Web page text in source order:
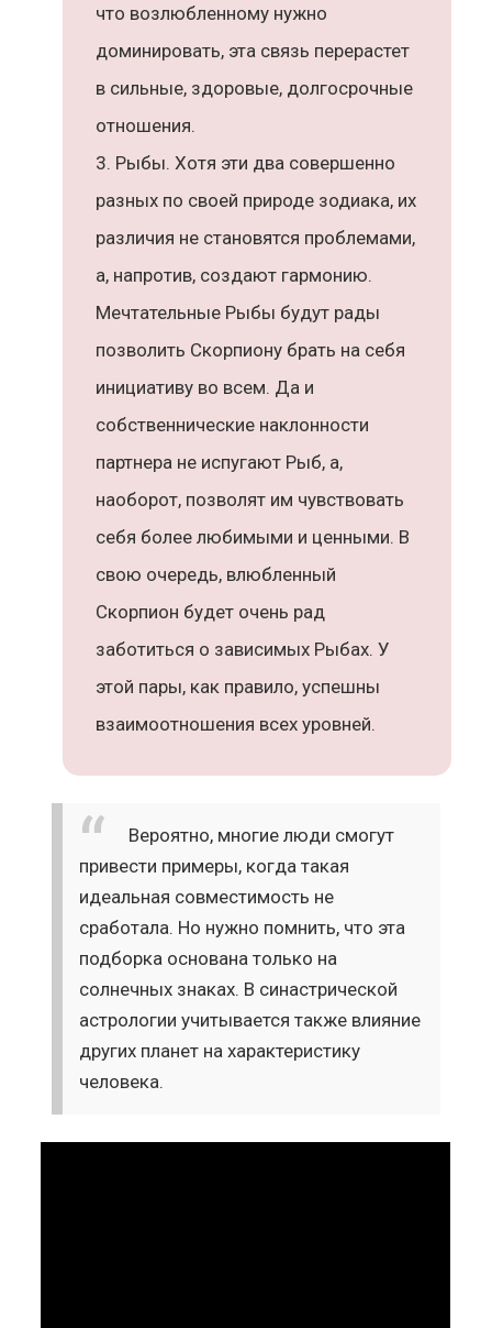
что возлюбленному нужно
доминировать, эта связь перерастет
в сильные, здоровые, долгосрочные
отношения.
Рыбы. Хотя эти два совершенно
разных по своей природе зодиака, их
различия не становятся проблемами,
а, напротив, создают гармонию.
Мечтательные Рыбы будут рады
позволить Скорпиону брать на себя
инициативу во всем. Да и
собственнические наклонности
партнера не испугают Рыб, а,
наоборот, позволят им чувствовать
себя более любимыми и ценными. В
свою очередь, влюбленный
Скорпион будет очень рад
заботиться о зависимых Рыбах. У
этой пары, как правило, успешны
взаимоотношения всех уровней.
Вероятно, многие люди смогут
привести примеры, когда такая
идеальная совместимость не
сработала. Но нужно помнить, что эта
подборка основана только на
солнечных знаках. В синастрической
астрологии учитывается также влияние
других планет на характеристику
человека.